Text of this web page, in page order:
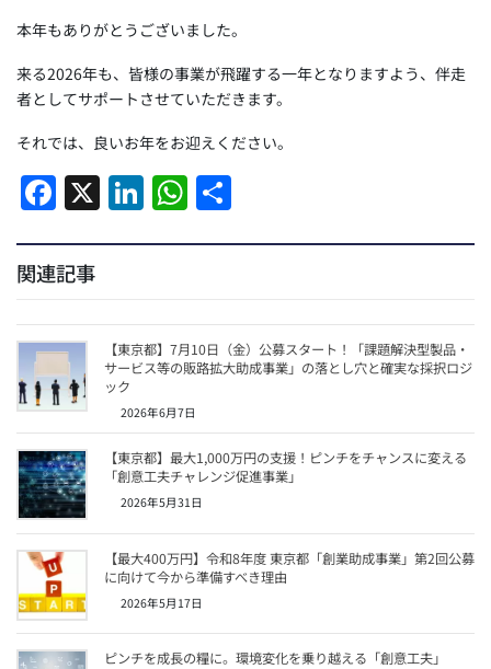
本年もありがとうございました。
来る2026年も、皆様の事業が飛躍する一年となりますよう、伴走
者としてサポートさせていただきます。
それでは、良いお年をお迎えください。
F
a
c
e
b
o
o
k
X Li
n
k
dI
n
W
h
at
A
p
p
関連記事
【東京都】7月10日（金）公募スタート！「課題解決型製品・
サービス等の販路拡大助成事業」の落とし穴と確実な採択ロジ
ック
2026年6月7日
【東京都】最大1,000万円の支援！ピンチをチャンスに変える
「創意工夫チャレンジ促進事業」
2026年5月31日
【最大400万円】令和8年度 東京都「創業助成事業」第2回公募
に向けて今から準備すべき理由
2026年5月17日
ピンチを成長の糧に。環境変化を乗り越える「創意工夫」